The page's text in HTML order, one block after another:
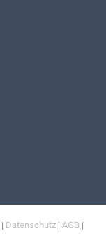
| Datenschutz | AGB |